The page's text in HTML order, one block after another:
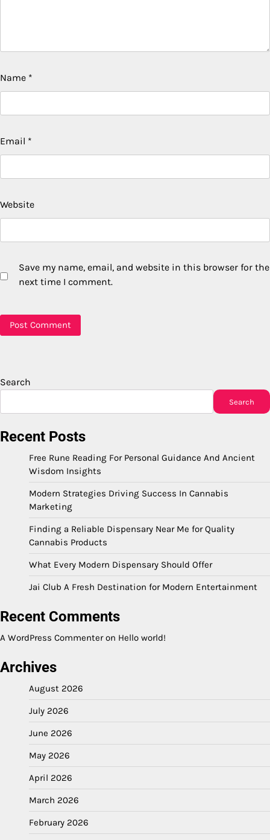
Name *
Email *
Website
Save my name, email, and website in this browser for the
next time I comment.
Search
Search
Recent Posts
Free Rune Reading For Personal Guidance And Ancient
Wisdom Insights
Modern Strategies Driving Success In Cannabis
Marketing
Finding a Reliable Dispensary Near Me for Quality
Cannabis Products
What Every Modern Dispensary Should Offer
Jai Club A Fresh Destination for Modern Entertainment
Recent Comments
A WordPress Commenteron Hello world!
Archives
August 2026
July 2026
June 2026
May 2026
April 2026
March 2026
February 2026